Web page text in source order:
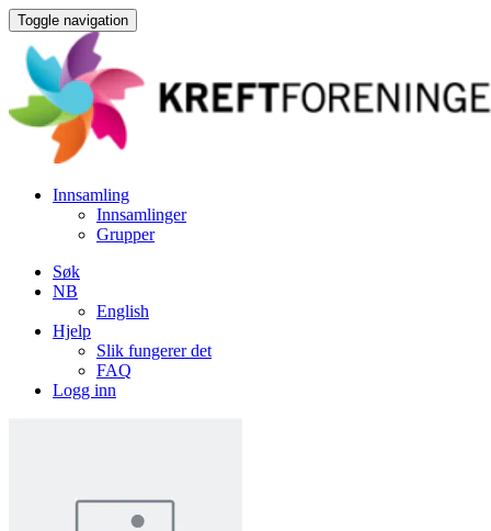
Toggle navigation
Innsamling
Innsamlinger
Grupper
Søk
NB
English
Hjelp
Slik fungerer det
FAQ
Logg inn